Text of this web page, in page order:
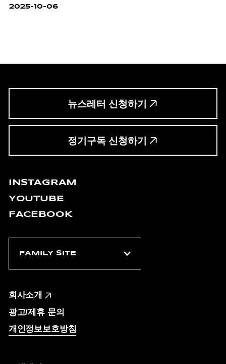
2025-10-06
뉴스레터 신청하기
정기구독 신청하기
INSTAGRAM
YOUTUBE
FACEBOOK
회사소개
광고/제휴 문의
개인정보보호방침